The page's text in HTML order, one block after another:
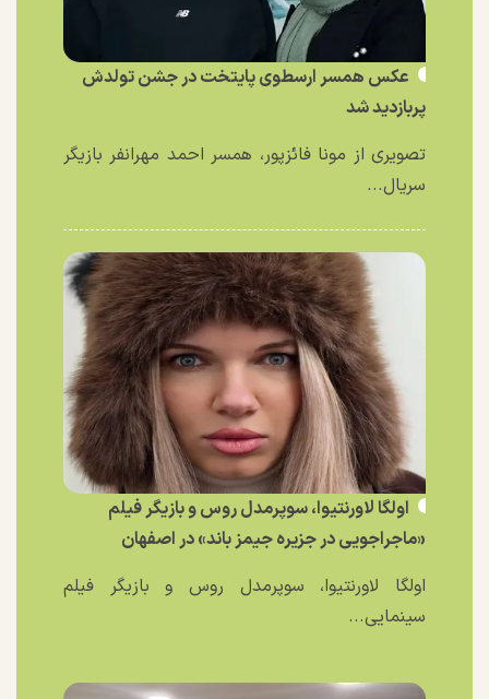
عکس همسر ارسطوی پایتخت در جشن تولدش
پربازدید شد
تصویری از مونا فائزپور، همسر احمد مهرانفر بازیگر
سریال...
اولگا لاورنتیوا، سوپرمدل روس و بازیگر فیلم
«ماجراجویی در جزیره جیمز باند» در اصفهان
اولگا لاورنتیوا، سوپرمدل روس و بازیگر فیلم
سینمایی...